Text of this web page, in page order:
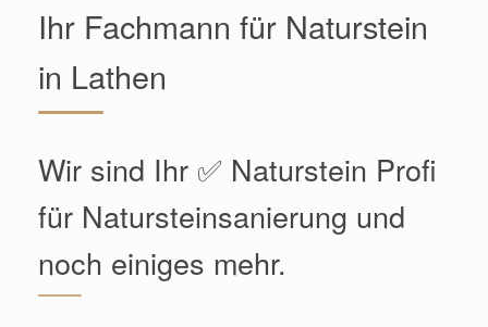
Ihr Fachmann für Naturstein
in Lathen
Wir sind Ihr ✅ Naturstein Profi
für Natursteinsanierung und
noch einiges mehr.